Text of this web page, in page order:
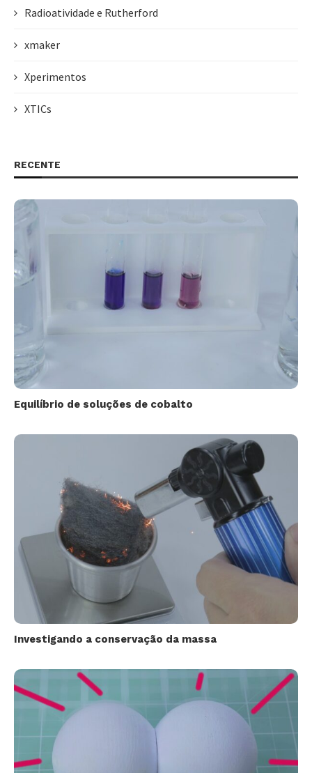
Radioatividade e Rutherford
xmaker
Xperimentos
XTICs
RECENTE
Equilíbrio de soluções de cobalto
Investigando a conservação da massa